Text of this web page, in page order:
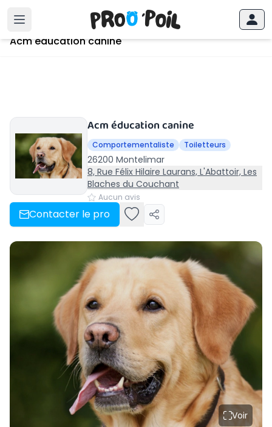
Accueil Montelimar›Acm éducation canine
Acm éducation canine
Acm éducation canine
Comportementaliste Toiletteurs
26200 Montelimar
8, Rue Félix Hilaire Laurans, L'Abattoir, Les
Blaches du Couchant
Aucun avis
Contacter le pro
Voir